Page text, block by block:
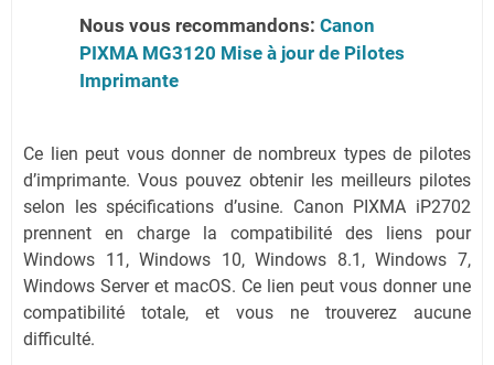
Nous vous recommandons: Canon
PIXMA MG3120 Mise à jour de Pilotes
Imprimante
Ce lien peut vous donner de nombreux types de pilotes
d’imprimante. Vous pouvez obtenir les meilleurs pilotes
selon les spécifications d’usine. Canon PIXMA iP2702
prennent en charge la compatibilité des liens pour
Windows 11, Windows 10, Windows 8.1, Windows 7,
Windows Server et macOS. Ce lien peut vous donner une
compatibilité totale, et vous ne trouverez aucune
difficulté.